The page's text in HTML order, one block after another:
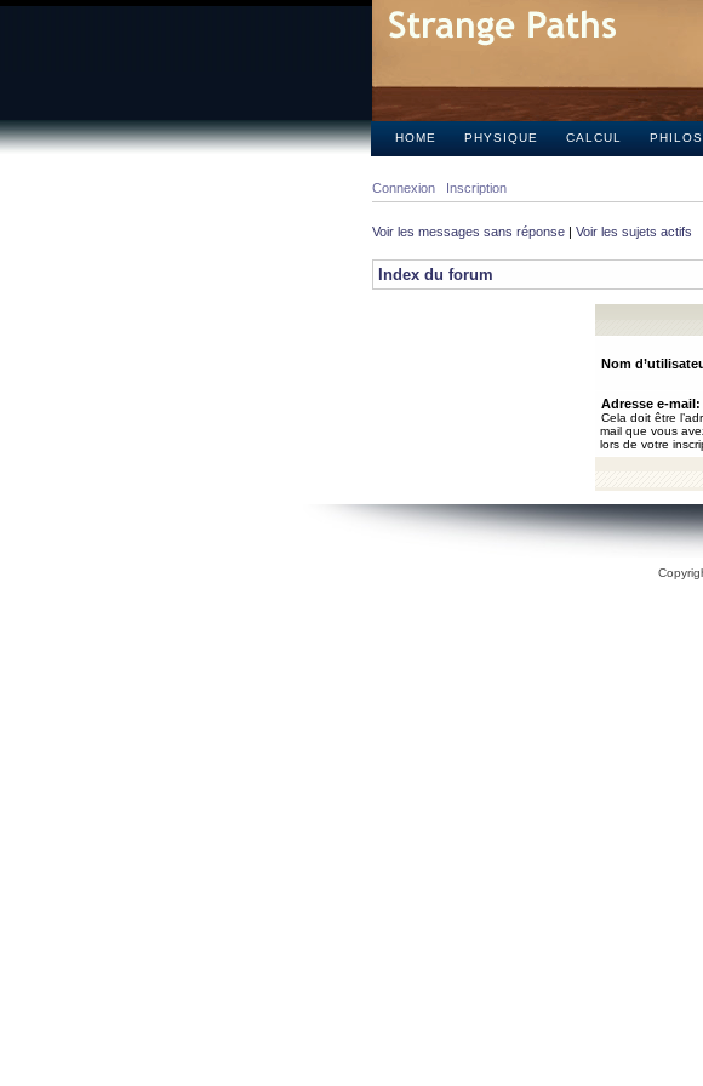
HOME PHYSIQUE CALCUL
Connexion Inscription
Voir les messages sans réponse | Voir les sujets actifs
Index du forum
Nom
Adresse e-mail:
Cela doit être
mail que vous
lors de votre